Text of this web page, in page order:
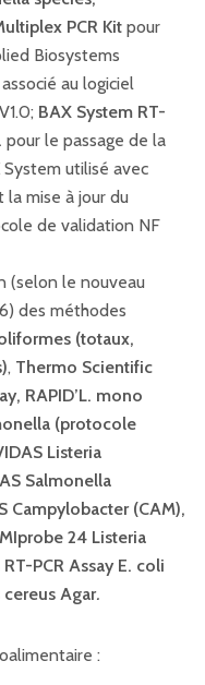
PCR Kit pour
Biosystems
au logiciel
BAX System RT-
pour le passage de la
System utilisé avec
la mise à jour du
de validation NF
(selon le nouveau
des méthodes
(totaux,
, Thermo Scientific
RAPID’L. mono
(protocole
Listeria
Salmonella
Campylobacter (CAM),
24 Listeria
PCR Assay E. coli
Agar.
: